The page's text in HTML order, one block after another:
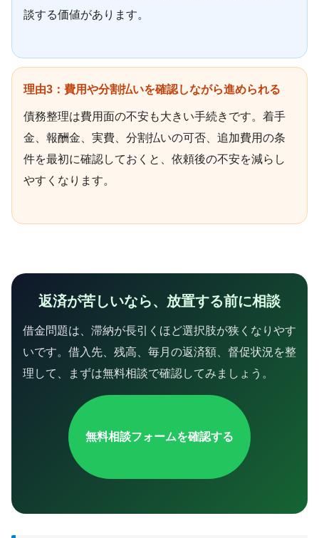
談する価値があります。
理由3：費用や分割払いを確認しながら進められる
債務整理は費用面の不安も大きい手続きです。着手
金、報酬金、実費、分割払いの可否、追加費用の条
件を最初に確認しておくと、依頼後の不安を減らし
やすくなります。
返済が苦しいなら、放置する前に相談
借金問題は、滞納が長引くほど選択肢が狭くなりやす
いです。借入先、残高、毎月の返済額、督促状況を整
理して、まずは無料相談で確認してみましょう。
無料相談フォームを確認する